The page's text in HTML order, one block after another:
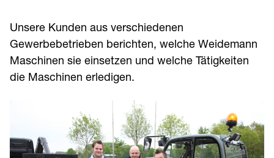
Unsere Kunden aus verschiedenen
Gewerbebetrieben berichten, welche Weidemann
Maschinen sie einsetzen und welche Tätigkeiten
die Maschinen erledigen.